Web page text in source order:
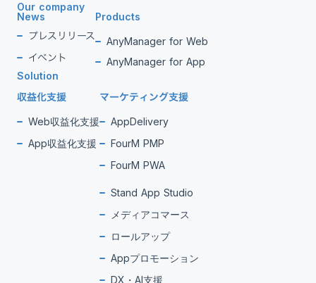
Our company
News
プレスリリース
イベント
Products
AnyManager for Web
AnyManager for App
Solution
収益化支援
Web収益化支援
App収益化支援
マーケティング支援
AppDelivery
FourM PMP
FourM PWA
Stand App Studio
メディアコマース
ロールアップ
Appプロモーション
DX・AI支援